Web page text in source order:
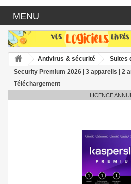
MENU
Antivirus & sécurité Suites
Security Premium 2026 | 3 appareils | 2
Téléchargement
LICENCE